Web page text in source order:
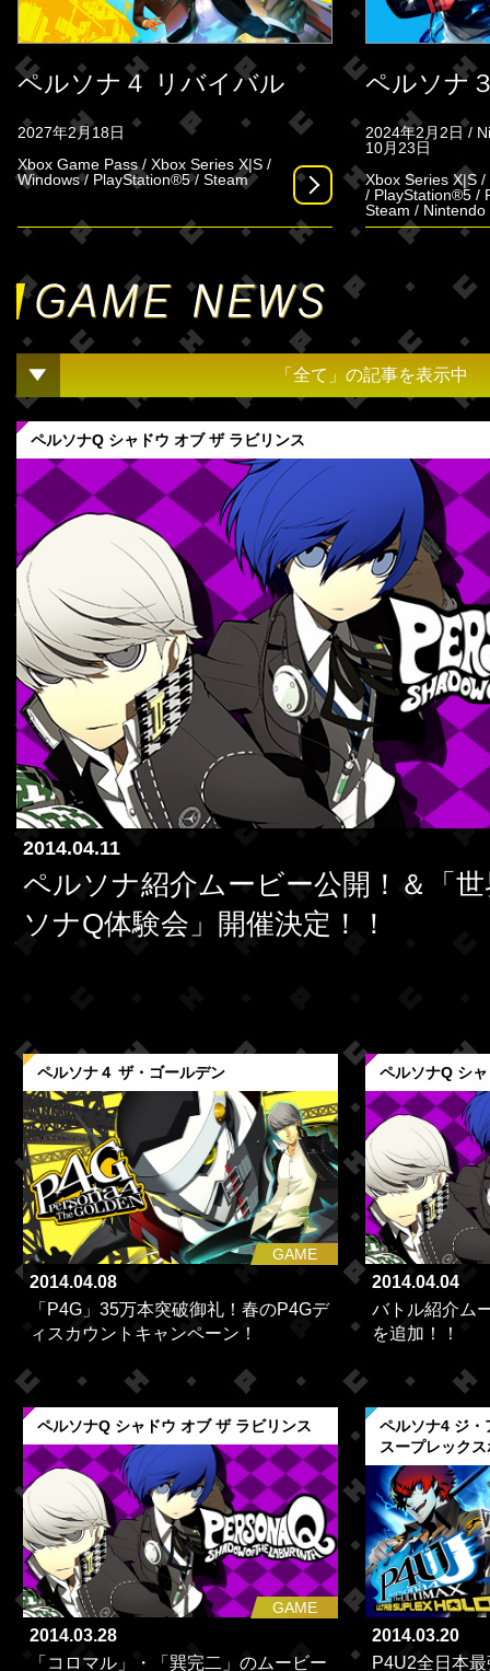
ペルソナ４ リバイバル
2027年2月18日
Xbox Game Pass / Xbox Series X|S /
Windows / PlayStation®5 / Steam
ペルソナ
2024年2月2日 /
10月23日
Xbox Series X|S
/ PlayStation®5 /
Steam / Nintendo
「全て」の記事を表示中
ペルソナQ シャドウ オブ ザ ラビリンス
2014.04.11
ペルソナ紹介ムービー公開！＆「
ソナQ体験会」開催決定！！
ペルソナ４ ザ・ゴールデン
GAME
2014.04.08
「P4G」35万本突破御礼！春のP4Gデ
ィスカウントキャンペーン！
ペルソナQ シ
2014.04.04
バトル紹介ム
を追加！！
ペルソナQ シャドウ オブ ザ ラビリンス
GAME
2014.03.28
「コロマル」・「巽完二」のムービー
ペルソナ4 ジ・
スープレック
2014.03.20
P4U2全日本